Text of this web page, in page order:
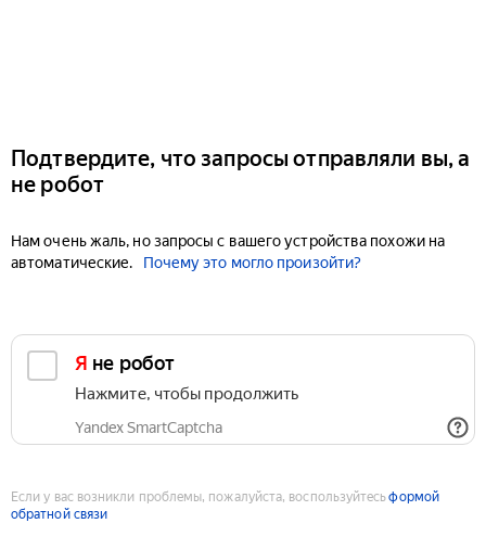
Подтвердите, что запросы отправляли вы, а
не робот
Нам очень жаль, но запросы с вашего устройства похожи на
автоматические.
Почему это могло произойти?
Я не робот
Нажмите, чтобы продолжить
Yandex SmartCaptcha
Если у вас возникли проблемы, пожалуйста, воспользуйтесьформой
обратной связи